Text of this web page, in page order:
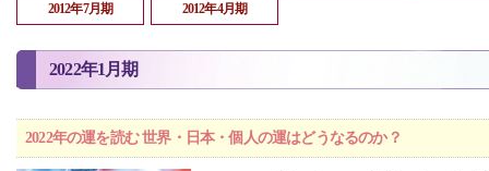
2012年7月期 2012年4月期
2022年1月期
2022年の運を読む 世界・日本・個人の運はどうなるのか？